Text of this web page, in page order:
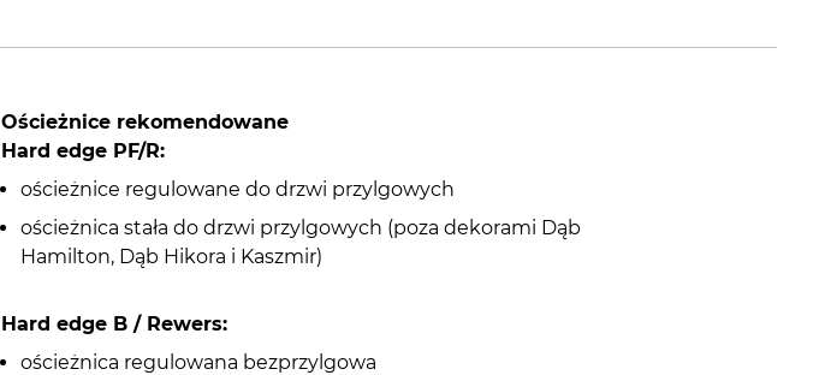
Ościeżnice rekomendowane
Hard edge PF/R:
ościeżnice regulowane do drzwi przylgowych
ościeżnica stała do drzwi przylgowych (poza dekorami Dąb
Hamilton, Dąb Hikora i Kaszmir)
Hard edge B / Rewers:
ościeżnica regulowana bezprzylgowa